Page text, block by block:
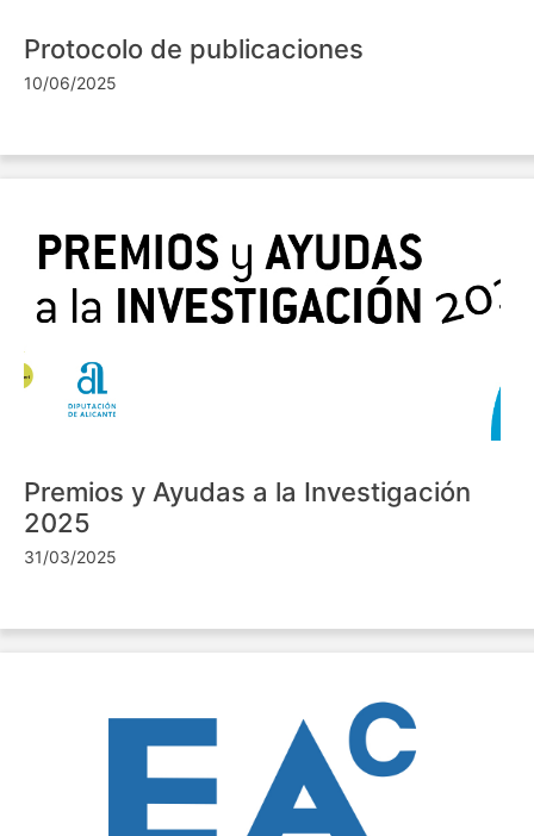
Protocolo de publicaciones
10/06/2025
Premios y Ayudas a la Investigación
2025
31/03/2025